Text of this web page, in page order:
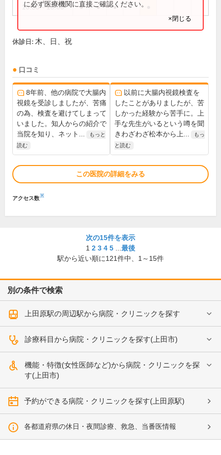
16:30～18:00 ● ● ●
に必ず医療機関に直接ご確認ください。
×閉じる
休診日: 木、日、祝
口コミ
8年前、他の病院で大腸内
視鏡を受診しましたが、苦痛
の為、検査を避けてしまって
いました。知人からの紹介で
当院を知り、ネット...
もっと
読む
以前に大腸内視鏡検査を
したことがありましたが、苦
しかった経験から苦手に。上
手な先生がいるという噂を聞
きわざわざ松本から上...
もっ
と読む
この医院の詳細をみる
アクセス数※
次の15件を表示
1 2 3 4 5
最後
駅から近い順に121件中、 1～15件
別の条件で検索
上田原駅の周辺駅から病院・クリニックを探す
診療科目から病院・クリニックを探す(上田市)
機能・特徴(女性医師など)から病院・クリニックを探
す(上田市)
予約ができる病院・クリニックを探す(上田原駅)
各都道府県の休日・夜間診療、救急、当番医情報